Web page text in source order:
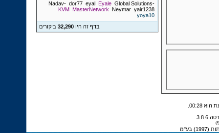
-Nadav-
dor77 eyal Eyale Global Solutions
KVM MasterNetwork Neymar yair1238
yoya10
בדף זה היו32,290 ביקורים
00:28
.
בע"מ